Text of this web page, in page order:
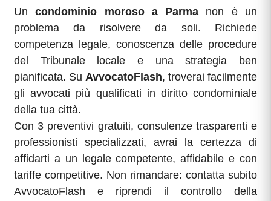
Uncondominio moroso a Parma non è un
problema da risolvere da soli. Richiede
competenza legale, conoscenza delle procedure
del Tribunale locale e una strategia ben
pianificata. Su AvvocatoFlash, troverai facilmente
gli avvocati più qualificati in diritto condominiale
della tua città.
Con 3 preventivi gratuiti, consulenze trasparenti e
professionisti specializzati, avrai la certezza di
affidarti a un legale competente, affidabile e con
tariffe competitive. Non rimandare: contatta subito
AvvocatoFlash e riprendi il controllo della